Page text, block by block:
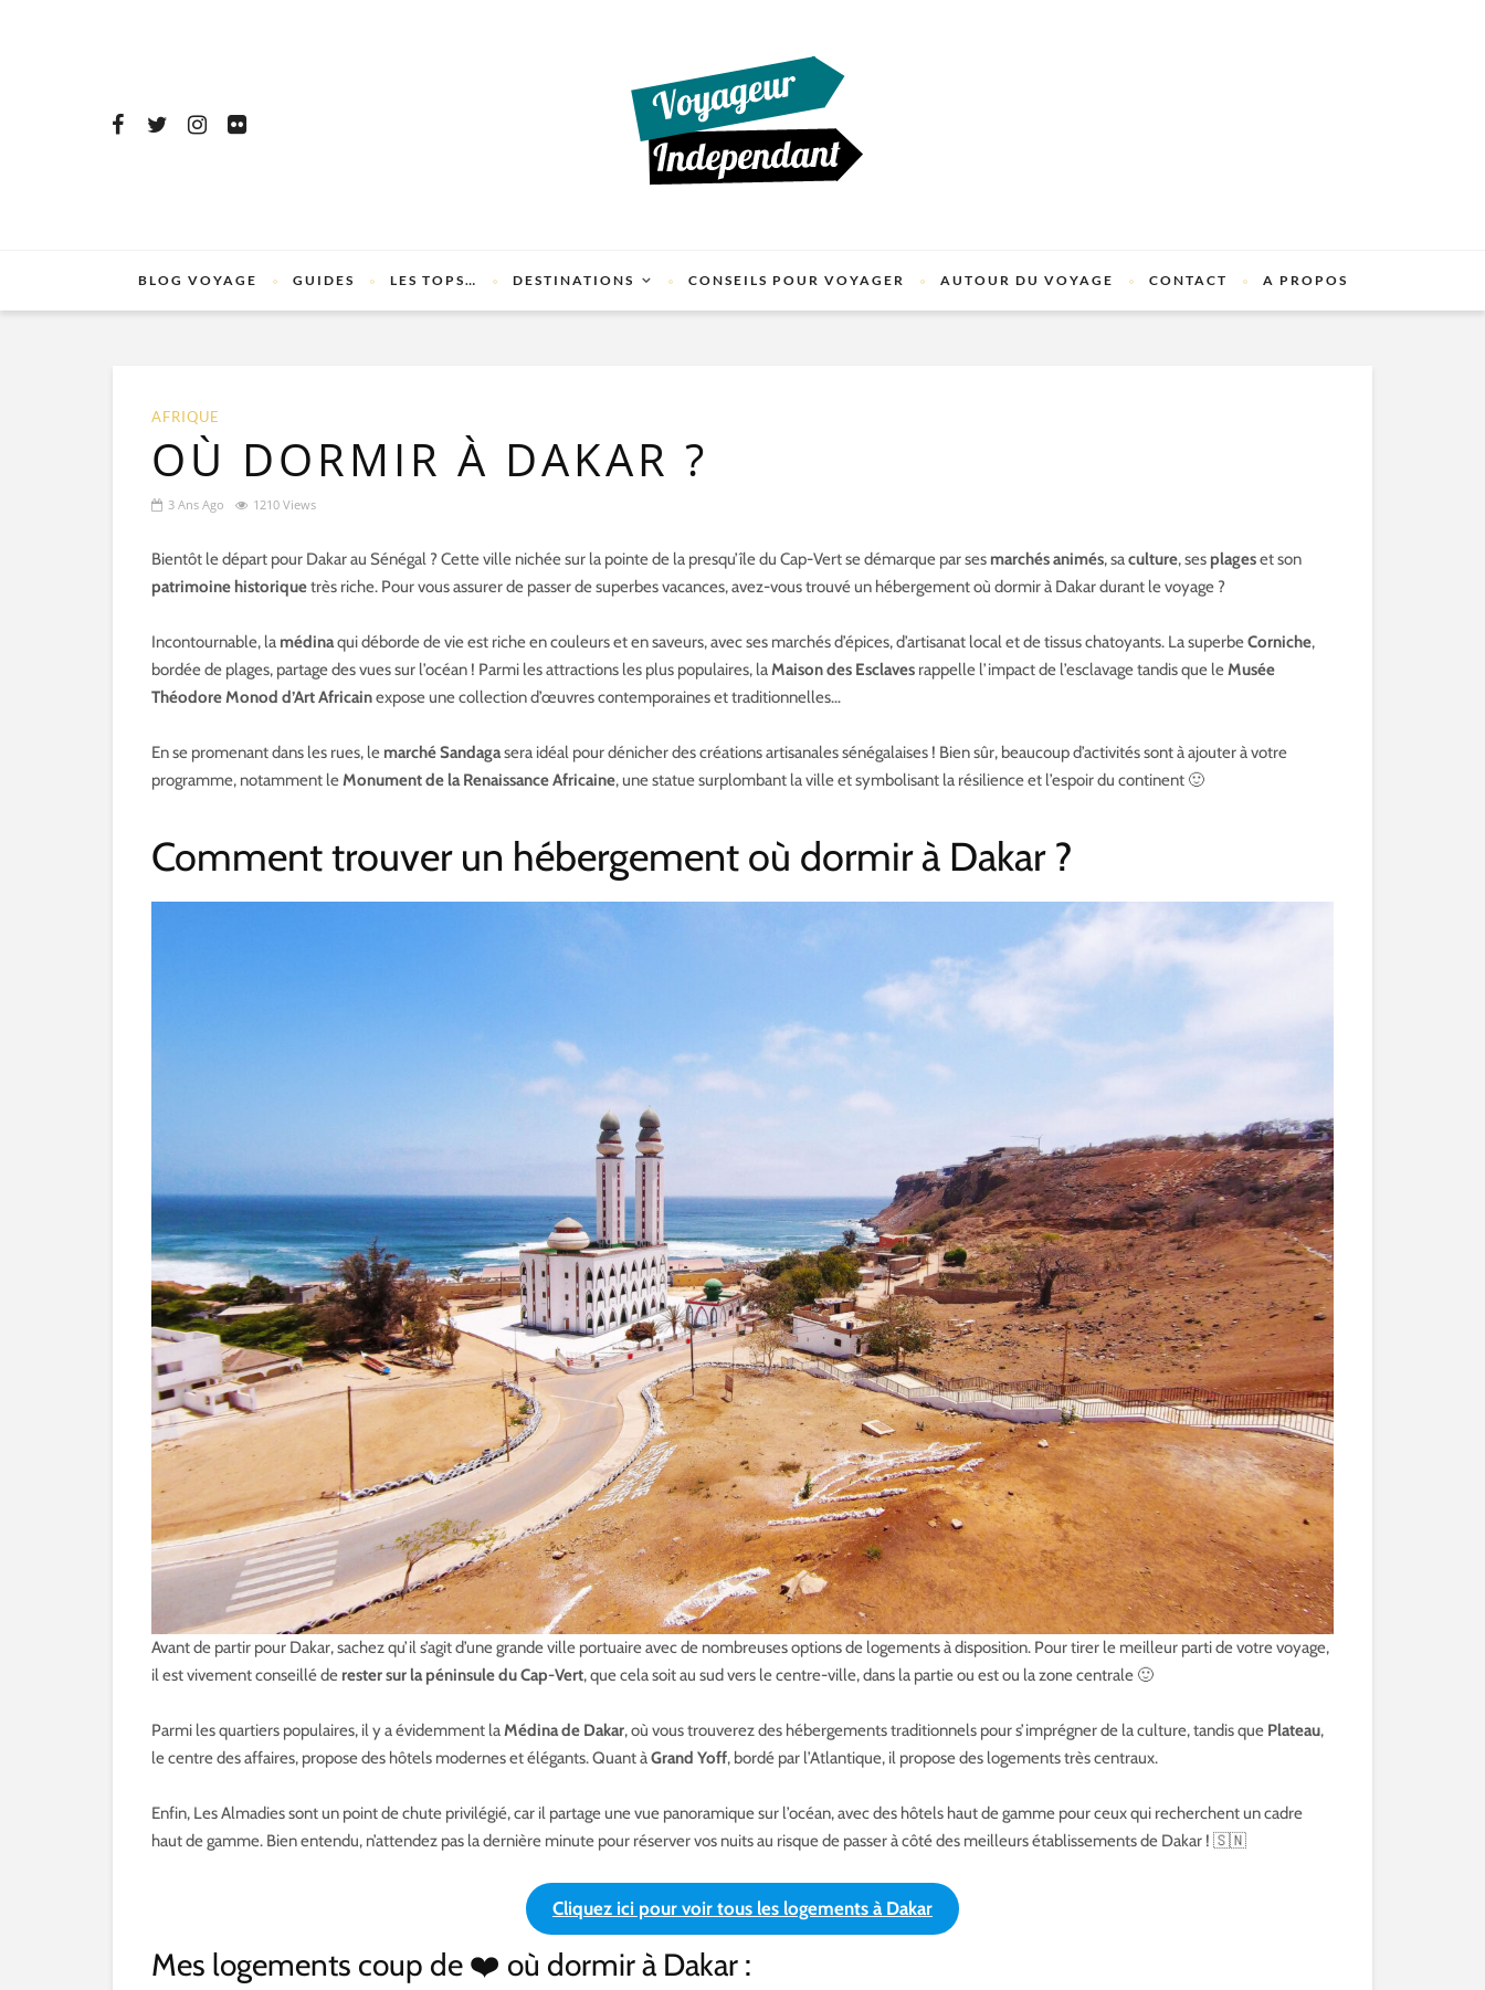
BLOG VOYAGE GUIDES LES TOPS… DESTINATIONS CONSEILS POUR VOYAGER AUTOUR DU VOYAGE CONTACT A PROPOS
AFRIQUE
OÙ DORMIR À DAKAR ?
3 Ans Ago 1210 Views
Bientôt le départ pour Dakar au Sénégal ? Cette ville nichée sur la pointe de la presqu’île du Cap-Vert se démarque par ses marchés animés, saculture, ses plageset son
patrimoine historiquetrès riche. Pour vous assurer de passer de superbes vacances, avez-vous trouvé un hébergement où dormir à Dakar durant le voyage ?
Incontournable, la médinaqui déborde de vie est riche en couleurs et en saveurs, avec ses marchés d’épices, d’artisanat local et de tissus chatoyants. La superbeCorniche,
bordée de plages, partage des vues sur l’océan ! Parmi les attractions les plus populaires, laMaison des Esclaves rappelle l’impact de l’esclavage tandis que leMusée
Théodore Monod d’Art Africainexpose une collection d’œuvres contemporaines et traditionnelles…
En se promenant dans les rues, le marché Sandagasera idéal pour dénicher des créations artisanales sénégalaises ! Bien sûr, beaucoup d’activités sont à ajouter à votre
programme, notamment leMonument de la Renaissance Africaine, une statue surplombant la ville et symbolisant la résilience et l’espoir du continent 🙂
Comment trouver un hébergement où dormir à Dakar ?
Avant de partir pour Dakar, sachez qu’il s’agit d’une grande ville portuaire avec de nombreuses options de logements à disposition. Pour tirer le meilleur parti de votre voyage,
il est vivement conseillé de rester sur la péninsule du Cap-Vert, que cela soit au sud vers le centre-ville, dans la partie ou est ou la zone centrale 🙂
Parmi les quartiers populaires, il y a évidemment laMédina de Dakar, où vous trouverez des hébergements traditionnels pour s’imprégner de la culture, tandis que Plateau,
le centre des affaires, propose des hôtels modernes et élégants. Quant àGrand Yoff, bordé par l’Atlantique, il propose des logements très centraux.
Enfin, Les Almadies sont un point de chute privilégié, car il partage une vue panoramique sur l’océan, avec des hôtels haut de gamme pour ceux qui recherchent un cadre
haut de gamme. Bien entendu, n’attendez pas la dernière minute pour réserver vos nuits au risque de passer à côté des meilleurs établissements de Dakar ! 🇸🇳
Cliquez ici pour voir tous les logements à Dakar
Mes logements coup de ❤️ où dormir à Dakar :